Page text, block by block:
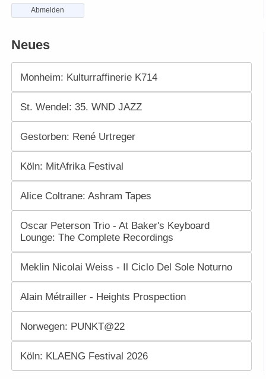
Abmelden
Neues
Monheim: Kulturraffinerie K714
St. Wendel: 35. WND JAZZ
Gestorben: René Urtreger
Köln: MitAfrika Festival
Alice Coltrane: Ashram Tapes
Oscar Peterson Trio - At Baker's Keyboard
Lounge: The Complete Recordings
Meklin Nicolai Weiss - Il Ciclo Del Sole Noturno
Alain Métrailler - Heights Prospection
Norwegen: PUNKT@22
Köln: KLAENG Festival 2026